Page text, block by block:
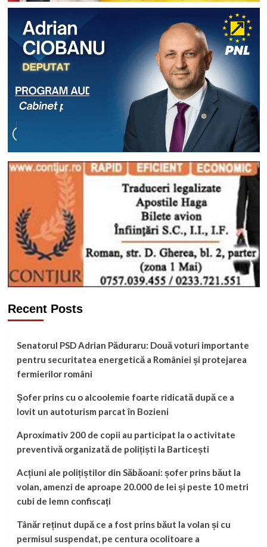
Recent Posts
Senatorul PSD Adrian Păduraru: Două voturi importante
pentru securitatea energetică a României și protejarea
fermierilor români
Șofer prins cu o alcoolemie foarte ridicată după ce a
lovit un autoturism parcat în Bozieni
Aproximativ 200 de copii au participat la o activitate
preventivă organizată de polițiști la Barticești
Acțiuni ale polițiștilor din Săbăoani: șofer prins băut la
volan, amenzi de aproape 20.000 de lei și peste 10 metri
cubi de lemn confiscați
Tânăr reținut după ce a fost prins băut la volan și cu
permisul suspendat, pe centura ocolitoare a